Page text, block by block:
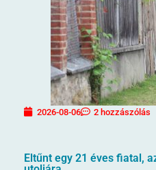
2026-08-06 2 hozzászólás
Eltűnt egy 21 éves fiatal,